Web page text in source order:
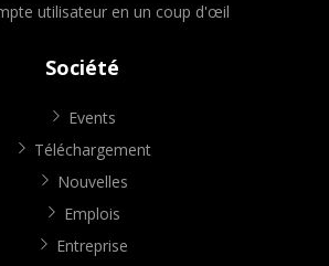
utilisateur en un coup d'œil
Société
Events
Téléchargement
Nouvelles
Emplois
Entreprise